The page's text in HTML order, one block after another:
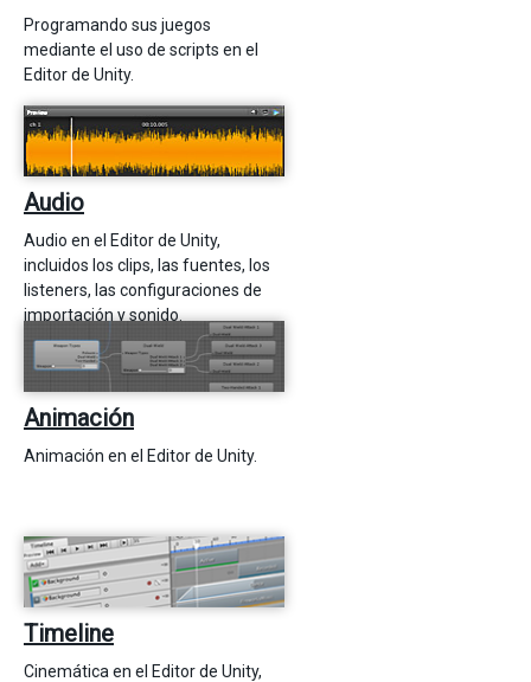
Programando sus juegos
mediante el uso de scripts en el
Editor de Unity.
Audio
Audio en el Editor de Unity,
incluidos los clips, las fuentes, los
listeners, las configuraciones de
importación y sonido.
Animación
Animación en el Editor de Unity.
Timeline
Cinemática en el Editor de Unity,